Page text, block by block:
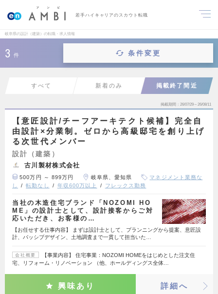
若手ハイキャリアのスカウト転職
岐阜県の設計（建築）の転職・求人情報
3 件 条件変更
すべて 新着のみ 掲載終了間近
掲載期間 26/07/29～26/08/11
【意匠設計/チーフアーキテクト候補】完全自
由設計×分業制。ゼロから高級邸宅を創り上げ
る次世代メンバー
設計（建築）
古川製材株式会社
500万円 ～ 899万円 岐阜県、愛知県
マネジメント業務な
し
転勤なし 年収600万以上 フレックス勤務
当社の木造住宅ブランド「NOZOMI HO
ME」の設計士として、設計接客からご対
応いただき、お客様の…
【お任せする仕事内容】 まずは設計士として、プランニングから提案、意匠設
計、パッシブデザイン、土地調査まで一貫して担当いた…
会社概要
【事業内容】 住宅事業：NOZOMI HOMEをはじめとした注文住
宅、リフォーム・リノベーション （他、ホールディングス全体…
興味あり 詳細へ